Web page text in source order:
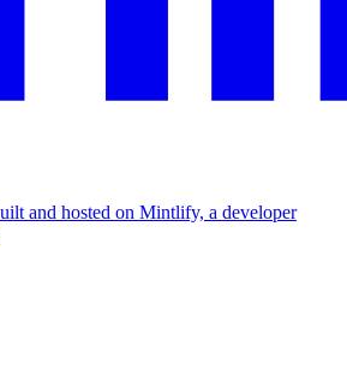
and hosted on Mintlify, a developer